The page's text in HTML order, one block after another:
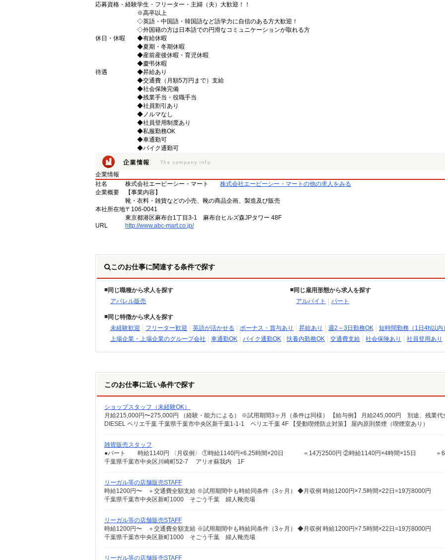
応募資格・経験学生・フリーター・主婦（夫）大歓迎！！
※高卒以上
◇英語・中国語・韓国語など語学力に自信のある方大歓迎！
◇外国籍の方は日本語での円滑なコミュニケーションが取れる方
休日・休暇
◆有給休暇
◆夏期・冬期休暇
◆産前産後休暇・育児休暇
◆慶弔休暇
待遇
◆昇給あり
◆交通費（月額5万円まで）支給
◆社会保険完備
◆残業手当・役職手当
◆社員割引あり
◆ノルマなし
◆社員登用制度あり
◆私服勤務OK
◆車通勤可
◆バイク通勤可
企業情報
社名
株式会社エービーシー・マート
株式会社エービーシー・マートの他の求人をみる
企業概要
【事業内容】
靴・衣料・雑貨などの小売、靴の商品企画、製造及び販売
本社所在地〒106-0041
東京都港区麻布台1丁目3-1 麻布台ヒルズ森JPタワー 48F
URL
http://www.abc-mart.co.jp/
このお仕事に関連する条件で探す
同じ職種から求人を探す
アパレル販売
同じ雇用形態から求人を探す
アルバイト
パート
同じ特徴から求人を探す
未経験歓迎
フリーター歓迎 英語が活かせる ボーナス・賞与あり 昇給あり 週2～3日勤務OK
短時間勤務（1日4h以内
上場企業・上場企業のグループ会社
車通勤OK バイク通勤OK 扶養内勤務OK 交通費支給 社会保険あり 社員登用あり
このお仕事に近い条件で探す
ショップスタッフ（未経験OK）
DIESEL ペリエ千葉 千葉県千葉市中央区新千葉1-1-1 ペリエ千葉 4F 【受動喫煙防止対策】 屋内原則禁煙（喫煙室あり）
雑貨販売スタッフ
千葉県千葉市中央区川崎町52-7 アリオ蘇我内 1F
リーガル等の店舗販売STAFF
時給1200円〜 ＋交通費全額支給 ※試用期間中も時給同条件（3ヶ月） ◆月収例 時給1200円×7.5時間×22日=19万8000円
千葉県千葉市中央区新町1000 そごう千葉 婦人靴売場
リーガル等の店舗販売STAFF
時給1200円〜 ＋交通費全額支給 ※試用期間中も時給同条件（3ヶ月） ◆月収例 時給1200円×7.5時間×22日=19万8000円
千葉県千葉市中央区新町1000 そごう千葉 婦人靴売場
リーガル等の店舗販売STAFF